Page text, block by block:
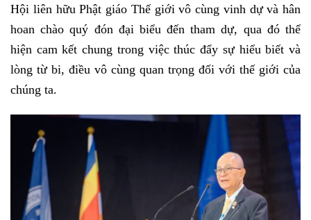
Hội liên hữu Phật giáo Thế giới vô cùng vinh dự và hân
hoan chào quý đón đại biểu đến tham dự, qua đó thể
hiện cam kết chung trong việc thúc đẩy sự hiểu biết và
lòng từ bi, điều vô cùng quan trọng đối với thế giới của
chúng ta.